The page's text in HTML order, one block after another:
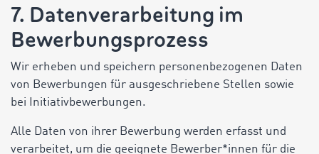
7. Datenverarbeitung im
Bewerbungsprozess
Wir erheben und speichern personenbezogenen Daten
von Bewerbungen für ausgeschriebene Stellen sowie
bei Initiativbewerbungen.
Alle Daten von ihrer Bewerbung werden erfasst und
verarbeitet, um die geeignete Bewerber*innen für die